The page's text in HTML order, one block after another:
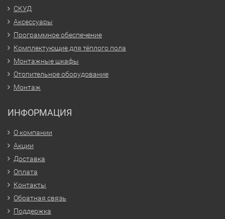
СКУД
Аксессуары
Программное обеспечение
Комплектующие для тёплого пола
Монтажные шкафы
Отопительное оборудование
Монтаж
ИНФОРМАЦИЯ
О компании
Акции
Доставка
Оплата
Контакты
Обратная связь
Поддержка